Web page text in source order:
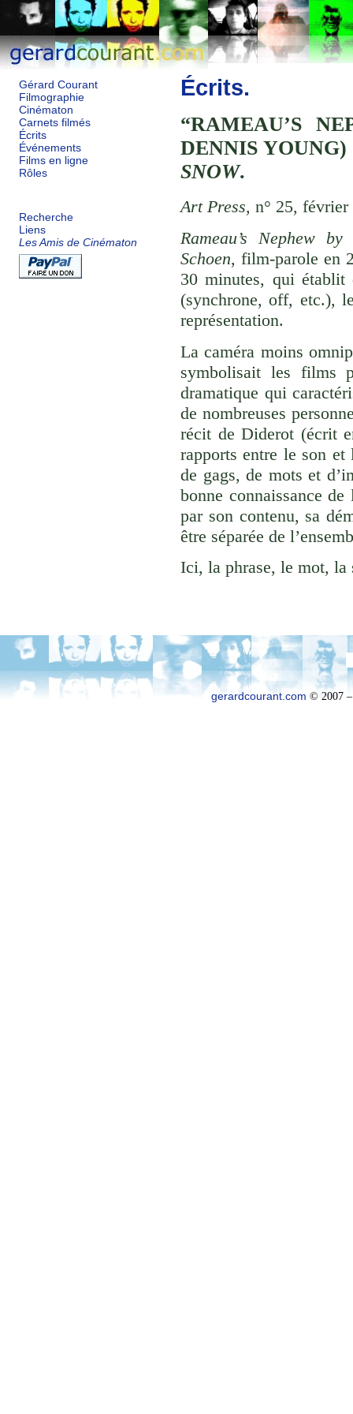
Gérard Courant
Filmographie
Cinématon
Carnets filmés
Écrits
Événements
Films en ligne
Rôles
Recherche
Liens
Les Amis de Cinématon
Écrits.
RAMEAU’S
DENNIS
SNOW.
Art Press, n° 25, février
Rameau’s Nephew
Schoen, film-parole en
30 minutes, qui établit
(synchrone, off, etc.),
représentation.
La caméra moins
symbolisait les films
dramatique qui
de nombreuses
récit de Diderot (écrit
rapports entre le son
de gags, de mots et
bonne connaissance
par son contenu, sa
être séparée de
Ici, la phrase, le mot, la
gerardcourant.com © 2007